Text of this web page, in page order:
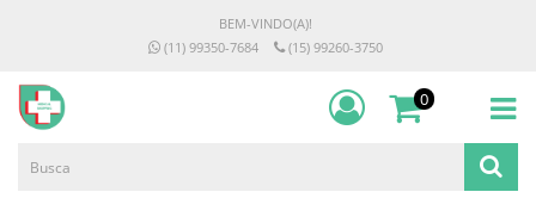
BEM-VINDO(A)!
(11) 99350-7684
(15) 99260-3750
0